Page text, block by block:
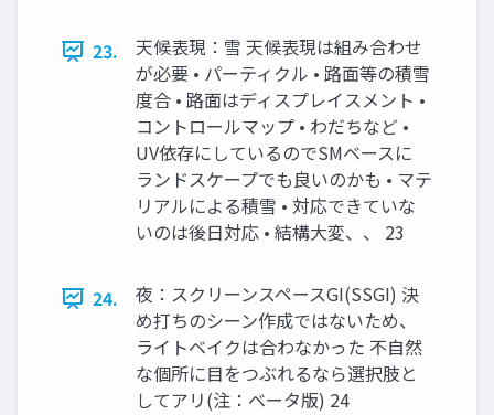
23.
天候表現：雪 天候表現は組み合わせ
が必要 • パーティクル • 路面等の積雪
度合 • 路面はディスプレイスメント •
コントロールマップ • わだちなど •
UV依存にしているのでSMベースに
ランドスケープでも良いのかも • マテ
リアルによる積雪 • 対応できていな
いのは後日対応 • 結構大変、、 23
24.
夜：スクリーンスペースGI(SSGI) 決
め打ちのシーン作成ではないため、
ライトベイクは合わなかった 不自然
な個所に目をつぶれるなら選択肢と
してアリ(注：ベータ版) 24